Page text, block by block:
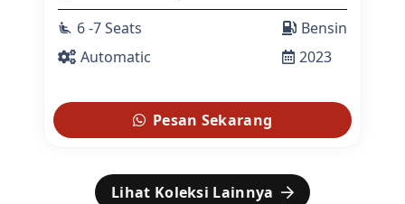
airline_seat_recline_extra 6 -7 Seats
Automatic
Bensin
2023
Pesan Sekarang
Lihat Koleksi Lainnya